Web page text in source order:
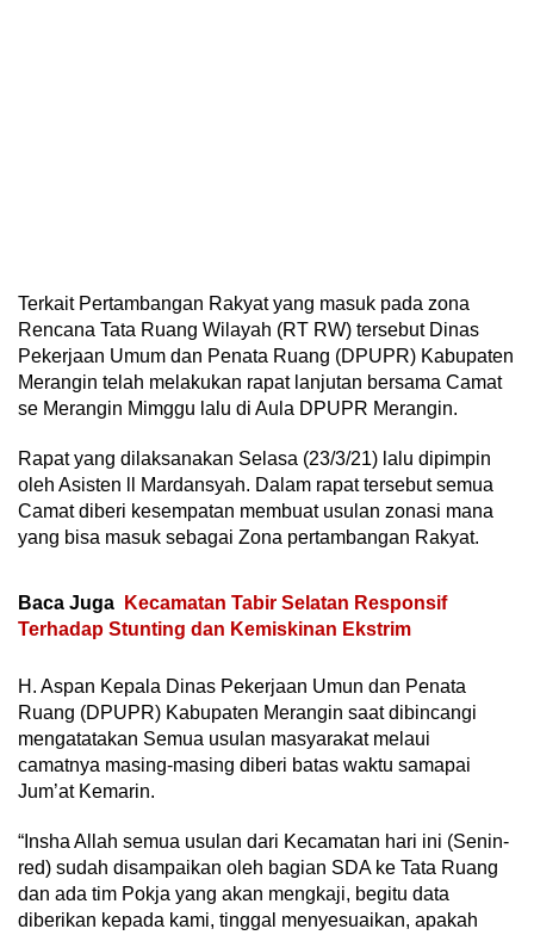
Terkait Pertambangan Rakyat yang masuk pada zona
Rencana Tata Ruang Wilayah (RT RW) tersebut Dinas
Pekerjaan Umum dan Penata Ruang (DPUPR) Kabupaten
Merangin telah melakukan rapat lanjutan bersama Camat
se Merangin Mimggu lalu di Aula DPUPR Merangin.
Rapat yang dilaksanakan Selasa (23/3/21) lalu dipimpin
oleh Asisten ll Mardansyah. Dalam rapat tersebut semua
Camat diberi kesempatan membuat usulan zonasi mana
yang bisa masuk sebagai Zona pertambangan Rakyat.
Baca Juga
Kecamatan Tabir Selatan Responsif
Terhadap Stunting dan Kemiskinan Ekstrim
H. Aspan Kepala Dinas Pekerjaan Umun dan Penata
Ruang (DPUPR) Kabupaten Merangin saat dibincangi
mengatatakan Semua usulan masyarakat melaui
camatnya masing-masing diberi batas waktu samapai
Jum’at Kemarin.
“Insha Allah semua usulan dari Kecamatan hari ini (Senin-
red) sudah disampaikan oleh bagian SDA ke Tata Ruang
dan ada tim Pokja yang akan mengkaji, begitu data
diberikan kepada kami, tinggal menyesuaikan, apakah